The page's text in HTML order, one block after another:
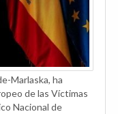
Marlaska, ha
de las Víctimas
Nacional de